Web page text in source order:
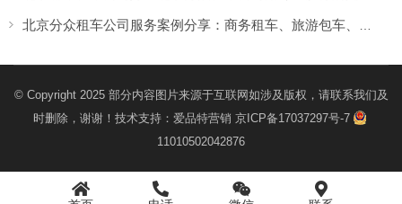
© Copyright 2025 部分内容图片来源于互联网如涉及版权，请联系我们及
时删除，谢谢！技术支持： 爱品特营销 京ICP备17037297号-7
11010502042876